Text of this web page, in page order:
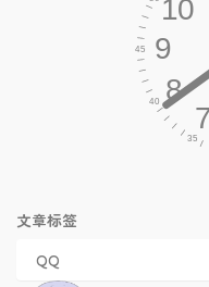
文章标签
QQ